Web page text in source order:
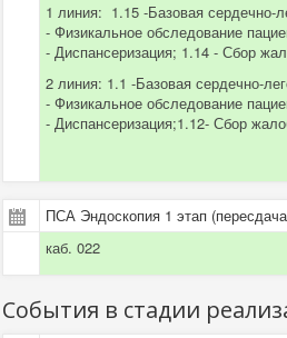
1 линия: 1.15 -Базовая сердечно-
- Физикальное обследование
- Диспансеризация; 1.14 - Сбор
2 линия: 1.1 -Базовая сердечно-
- Физикальное обследование
- Диспансеризация;1.12- Сбор
ПСА Эндоскопия 1 этап
каб. 022
События в стадии